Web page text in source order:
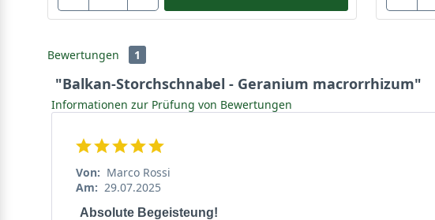
Bewertungen 1
"Balkan-Storchschnabel - Geranium macrorrhizum"
Informationen zur Prüfung von Bewertungen
Von: Marco Rossi
Am: 29.07.2025
Absolute Begeisteung!